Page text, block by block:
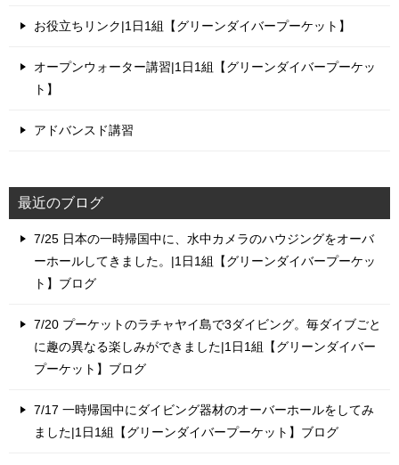
お役立ちリンク|1日1組【グリーンダイバープーケット】
オープンウォーター講習|1日1組【グリーンダイバープーケッ
ト】
アドバンスド講習
最近のブログ
7/25 日本の一時帰国中に、水中カメラのハウジングをオーバ
ーホールしてきました。|1日1組【グリーンダイバープーケッ
ト】ブログ
7/20 プーケットのラチャヤイ島で3ダイビング。毎ダイブごと
に趣の異なる楽しみができました|1日1組【グリーンダイバー
プーケット】ブログ
7/17 一時帰国中にダイビング器材のオーバーホールをしてみ
ました|1日1組【グリーンダイバープーケット】ブログ